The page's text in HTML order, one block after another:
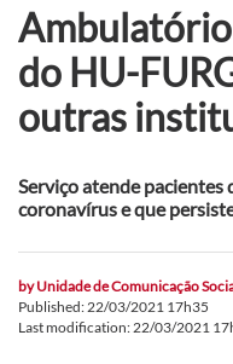
do HU-
outras
Serviço atende
coronavírus e que
byUnidade de Comunicação
Published: 22/03/2021 17h35
Last modification: 22/03/2021